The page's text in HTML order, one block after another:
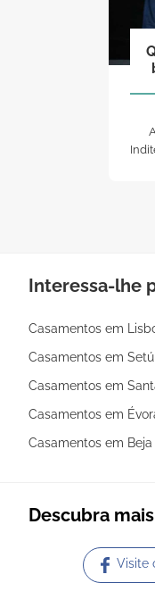
Interessa-lhe
Casamentos em
Casamentos em
Casamentos em
Casamentos em
Casamentos em Beja
Descubra
Visite